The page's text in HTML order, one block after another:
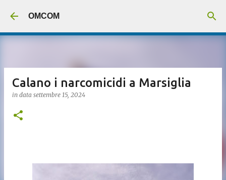
OMCOM
Calano i narcomicidi a Marsiglia
in data settembre 15, 2024